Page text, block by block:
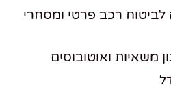
לביטוח רכב פרטי ומסחרי
משאיות ואוטובוסים